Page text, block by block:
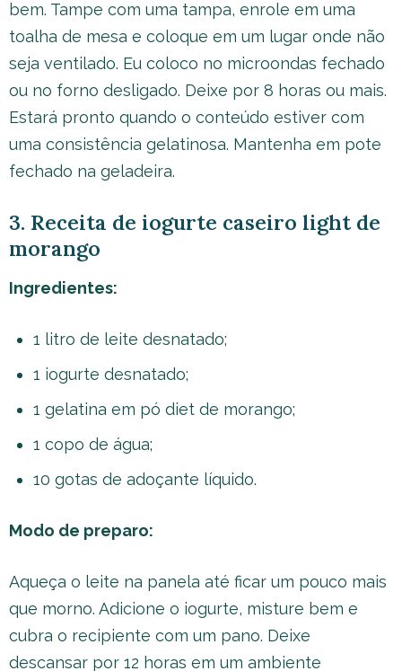
bem. Tampe com uma tampa, enrole em uma
toalha de mesa e coloque em um lugar onde não
seja ventilado. Eu coloco no microondas fechado
ou no forno desligado. Deixe por 8 horas ou mais.
Estará pronto quando o conteúdo estiver com
uma consistência gelatinosa. Mantenha em pote
fechado na geladeira.
3. Receita de iogurte caseiro light de
morango
Ingredientes:
1 litro de leite desnatado;
1 iogurte desnatado;
1 gelatina em pó diet de morango;
1 copo de água;
10 gotas de adoçante líquido.
Modo de preparo:
Aqueça o leite na panela até ficar um pouco mais
que morno. Adicione o iogurte, misture bem e
cubra o recipiente com um pano. Deixe
descansar por 12 horas em um ambiente